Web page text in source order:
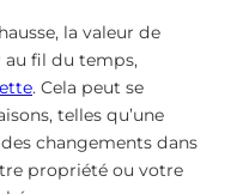
la valeur de
au fil du temps,
. Cela peut se
telles qu’une
changements dans
propriété ou votre